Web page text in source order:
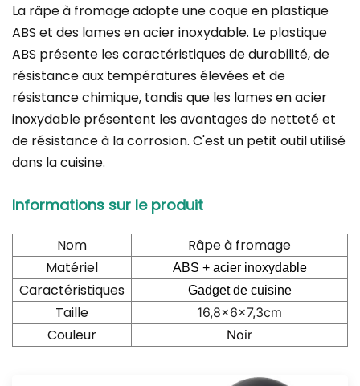
La râpe à fromage adopte une coque en plastique
ABS et des lames en acier inoxydable. Le plastique
ABS présente les caractéristiques de durabilité, de
résistance aux températures élevées et de
résistance chimique, tandis que les lames en acier
inoxydable présentent les avantages de netteté et
de résistance à la corrosion. C'est un petit outil utilisé
dans la cuisine.
Informations sur le produit
Nom
Râpe à fromage
Matériel
ABS + acier inoxydable
Caractéristiques Gadget de cuisine
Taille 16,8x6x7,3cm
Couleur Noir